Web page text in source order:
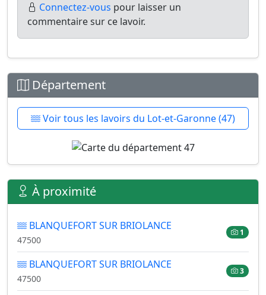
Connectez-vous pour laisser un
commentaire sur ce lavoir.
Département
Voir tous les lavoirs du Lot-et-Garonne (47)
À proximité
BLANQUEFORT SUR BRIOLANCE
47500
1
BLANQUEFORT SUR BRIOLANCE
47500
3